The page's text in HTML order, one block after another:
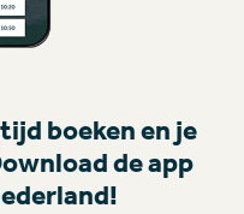
boeken en je
de app